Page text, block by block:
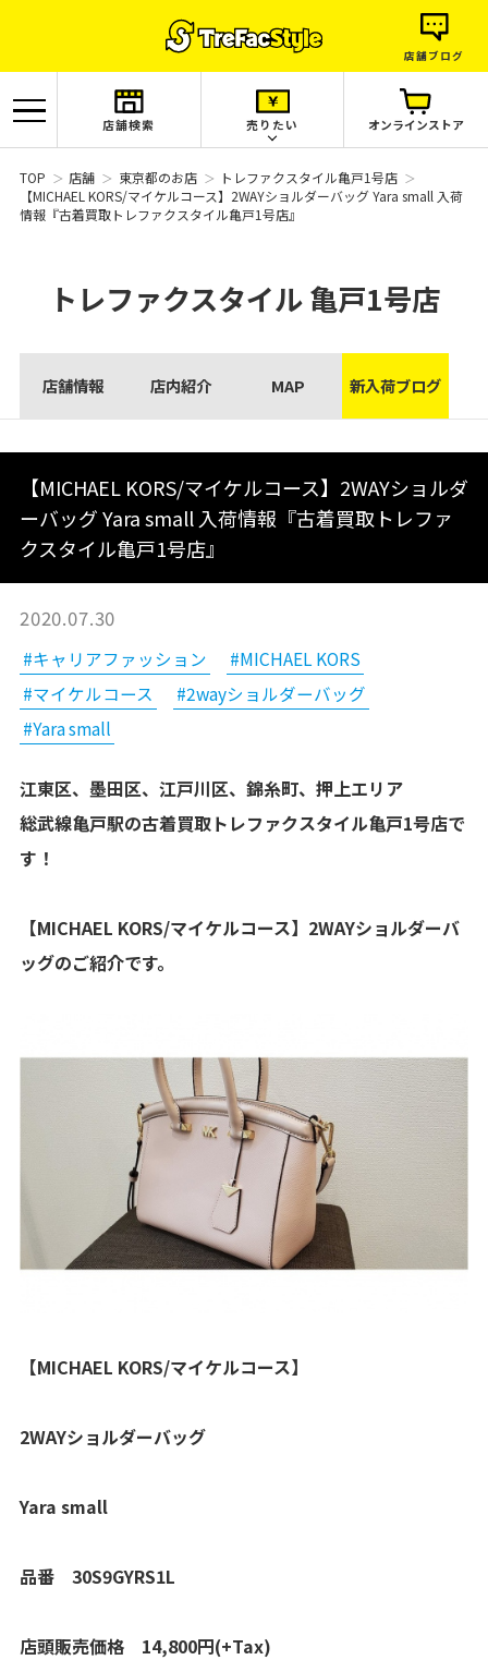
店舗ブログ
店舗検索 売りたい オンラインストア
TOP 店舗 東京都のお店
トレファクスタイル亀戸1号店
【MICHAEL KORS/マイケルコース】2WAYショルダーバッグ Yara small 入荷
情報『古着買取トレファクスタイル亀戸1号店』
トレファクスタイル亀戸1号店
店舗情報 店内紹介 MAP 新入荷ブログ
【MICHAEL KORS/マイケルコース】2WAYショルダ
ーバッグ Yara small 入荷情報『古着買取トレファ
クスタイル亀戸1号店』
2020.07.30
#キャリアファッション
#MICHAEL KORS
#マイケルコース
#2wayショルダーバッグ
#Yara small
江東区、墨田区、江戸川区、錦糸町、押上エリア
総武線亀戸駅の古着買取トレファクスタイル亀戸1号店で
す！
【MICHAEL KORS/マイケルコース】2WAYショルダーバ
ッグのご紹介です。
【MICHAEL KORS/マイケルコース】
2WAYショルダーバッグ
Yara small
品番 30S9GYRS1L
店頭販売価格 14,800円(+Tax)